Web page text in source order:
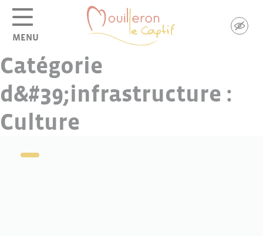
MENU
Catégorie
d&#39;infrastructure :
Culture
Panneau de gestion des cookies